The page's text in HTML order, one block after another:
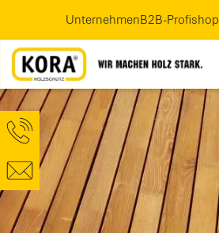
UnternehmenB2B-Profishop